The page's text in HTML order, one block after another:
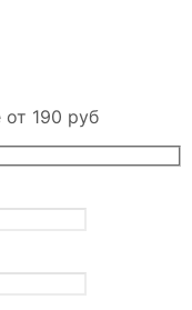
от 190 руб